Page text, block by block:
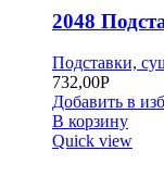
2048
Подставки,
732,00Р
Добавить в
В корзину
Quick view